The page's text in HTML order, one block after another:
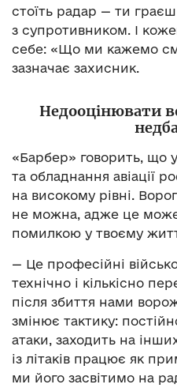
стоїть радар — ти
з супротивником. І
себе: «Що ми кажемо
зазначає захисник.
Недооцінювати
«Барбер» говорить, що
та обладнання авіації
на високому рівні.
не можна, адже це
помилкою у твоєму
— Це професійні
технічно і кількісно
після збиття нами
змінює тактику:
атаки, заходить на
із літаків працює як
ми його засвітимо на